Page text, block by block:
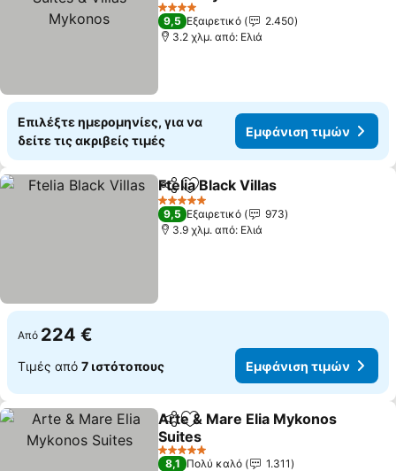
4 Αστέρια
9,5 Εξαιρετικό
2.450
3.2 χλμ. από: Ελιά
Επιλέξτε ημερομηνίες, για να
δείτε τις ακριβείς τιμές
Εμφάνιση τιμών
Κοινοποίηση
Προσθήκη στα αγαπημένα
Ftelia Black Villas
5 Αστέρια
9,5 Εξαιρετικό
973
3.9 χλμ. από: Ελιά
Από 224 €
Τιμές από 7 ιστότοπους Εμφάνιση τιμών
Κοινοποίηση
Προσθήκη στα αγαπημένα
Arte & Mare Elia Mykonos
Suites
5 Αστέρια
8,1 Πολύ καλό
1.311